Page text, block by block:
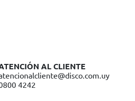
AL CLIENTE
4242